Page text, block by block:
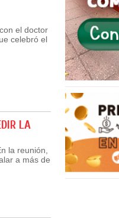
el doctor
celebró el
LA
la reunión,
a más de